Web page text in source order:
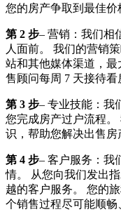
您的房产争取到最佳价
第 2 步– 营销：我们相
人面前。 我们的营销
站和其他媒体渠道，
售顾问每周 7 天接待看
第 3 步– 专业技能：我
您完成房产过户流程
识，帮助您解决出售房
第 4 步– 客户服务：我
情。 从您向我们发出
越的客户服务。 您的
个销售过程尽可能顺